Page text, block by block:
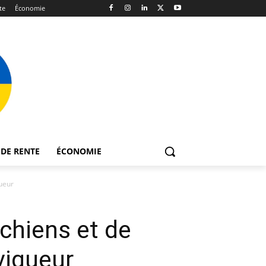
Économie
RENTE ÉCONOMIE
et de